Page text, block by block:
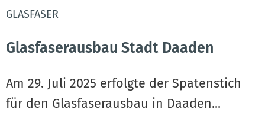
GLASFASER
Glasfaserausbau Stadt Daaden
Am 29. Juli 2025 erfolgte der Spatenstich
für den Glasfaserausbau in Daaden...